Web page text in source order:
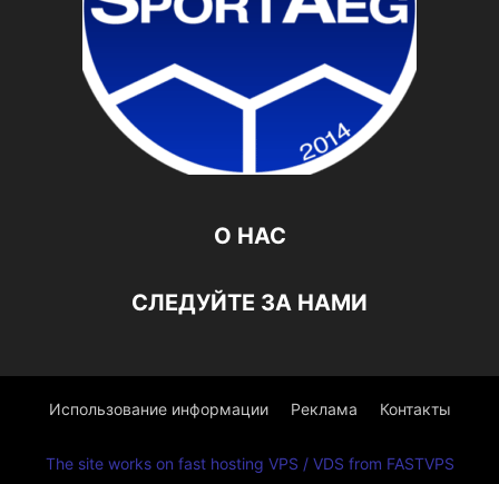
О НАС
СЛЕДУЙТЕ ЗА НАМИ
Использование информации Реклама Контакты
The site works on fast hosting VPS / VDS from FASTVPS